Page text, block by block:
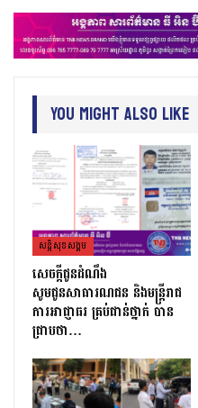
You Might Also Like
សន្តិសុខសង្គម
សេចក្ដីជូនដំណឹង
សូមជូនសាធារណជន និងមន្ត្រីរាជ
ការអាជ្ញាធរ គ្រប់ជាន់ថ្នាក់ បាន
ជ្រាបថា…